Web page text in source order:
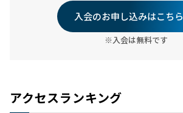
入会のお申し込みはこちら
※入会は無料です
アクセスランキング